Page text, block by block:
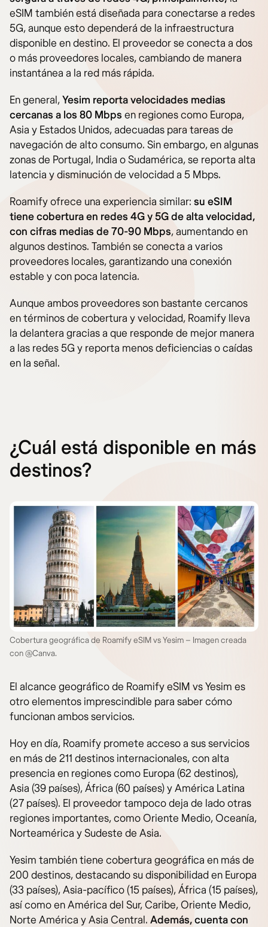
eSIM también está diseñada para conectarse a redes
5G, aunque esto dependerá de la infraestructura
disponible en destino. El proveedor se conecta a dos
o más proveedores locales, cambiando de manera
instantánea a la red más rápida.
En general,Yesim reporta velocidades medias
cercanas a los 80 Mbpsen regiones como Europa,
Asia y Estados Unidos, adecuadas para tareas de
navegación de alto consumo. Sin embargo, en algunas
zonas de Portugal, India o Sudamérica, se reporta alta
latencia y disminución de velocidad a 5 Mbps.
Roamify ofrece una experiencia similar: su eSIM
tiene cobertura en redes 4G y 5G de alta velocidad,
con cifras medias de 70-90 Mbps, aumentando en
algunos destinos. También se conecta a varios
proveedores locales, garantizando una conexión
estable y con poca latencia.
Aunque ambos proveedores son bastante cercanos
en términos de cobertura y velocidad, Roamify lleva
la delantera gracias a que responde de mejor manera
a las redes 5G y reporta menos deficiencias o caídas
en la señal.
¿Cuál está disponible en más
destinos?
Cobertura geográfica de Roamify eSIM vs Yesim – Imagen creada
con @Canva.
El alcance geográfico de Roamify eSIM vs Yesim es
otro elementos imprescindible para saber cómo
funcionan ambos servicios.
Hoy en día, Roamify promete acceso a sus servicios
en más de 211 destinos internacionales, con alta
presencia en regiones como Europa (62 destinos),
Asia (39 países), África (60 países) y América Latina
(27 países). El proveedor tampoco deja de lado otras
regiones importantes, como Oriente Medio, Oceanía,
Norteamérica y Sudeste de Asia.
Yesim también tiene cobertura geográfica en más de
200 destinos, destacando su disponibilidad en Europa
(33 países), Asia-pacífico (15 países), África (15 países),
así como en América del Sur, Caribe, Oriente Medio,
Norte América y Asia Central. Además, cuenta con